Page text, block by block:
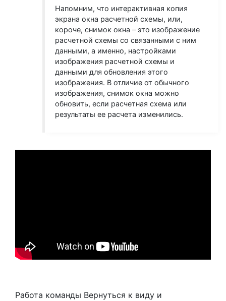
Напомним, что интерактивная копия
экрана окна расчетной схемы, или,
короче, снимок окна – это изображение
расчетной схемы со связанными с ним
данными, а именно, настройками
изображения расчетной схемы и
данными для обновления этого
изображения. В отличие от обычного
изображения, снимок окна можно
обновить, если расчетная схема или
результаты ее расчета изменились.
Работа команды Вернуться к виду и